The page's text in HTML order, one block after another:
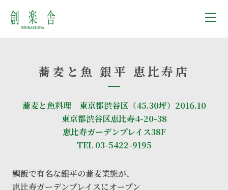
蕎麦と魚 銀平 恵比寿店
蕎麦と魚料理 東京都渋谷区（45.30坪）2016.10
東京都渋谷区恵比寿4-20-38
恵比寿ガーデンプレイス38F
TEL 03-5422-9195
鯛飯で有名な銀平の蕎麦業態が、
恵比寿ガーデンプレイスにオープン